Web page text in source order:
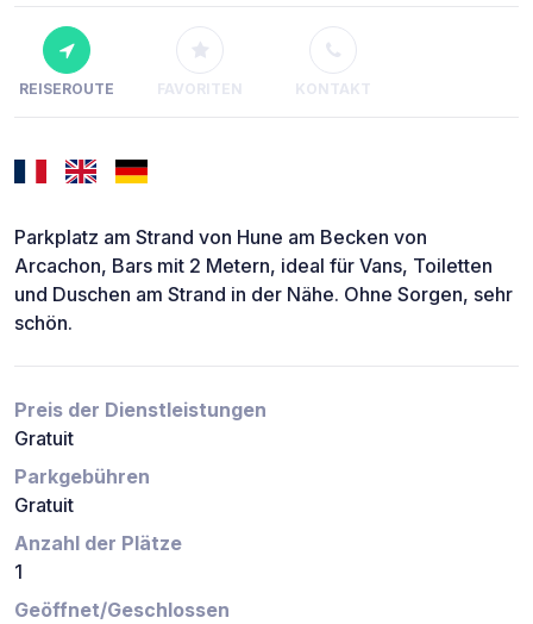
REISEROUTE FAVORITEN KONTAKT
Parkplatz am Strand von Hune am Becken von
Arcachon, Bars mit 2 Metern, ideal für Vans, Toiletten
und Duschen am Strand in der Nähe. Ohne Sorgen, sehr
schön.
Preis der Dienstleistungen
Gratuit
Parkgebühren
Gratuit
Anzahl der Plätze
1
Geöffnet/Geschlossen